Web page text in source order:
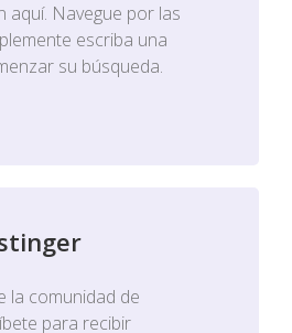
aquí. Navegue por las
escriba una
su búsqueda.
la comunidad de
para recibir